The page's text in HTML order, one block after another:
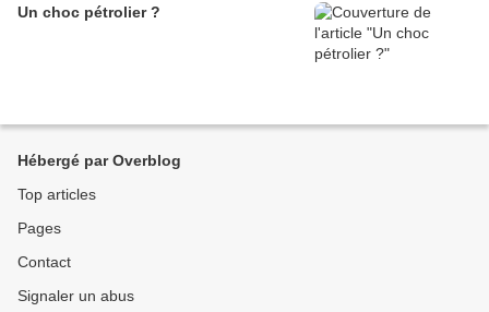
Un choc pétrolier ?
Hébergé par Overblog
Top articles
Pages
Contact
Signaler un abus